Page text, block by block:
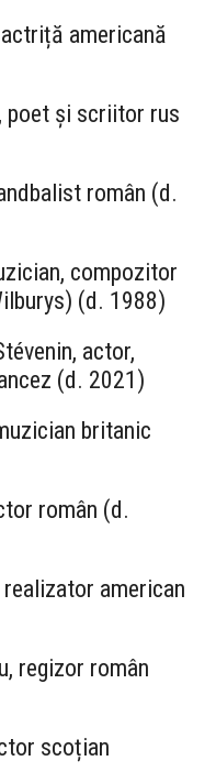
americană
poet și scriitor rus
român (d.
compozitor
(d. 1988)
actor,
(d. 2021)
britanic
român (d.
american
regizor român
scoțian